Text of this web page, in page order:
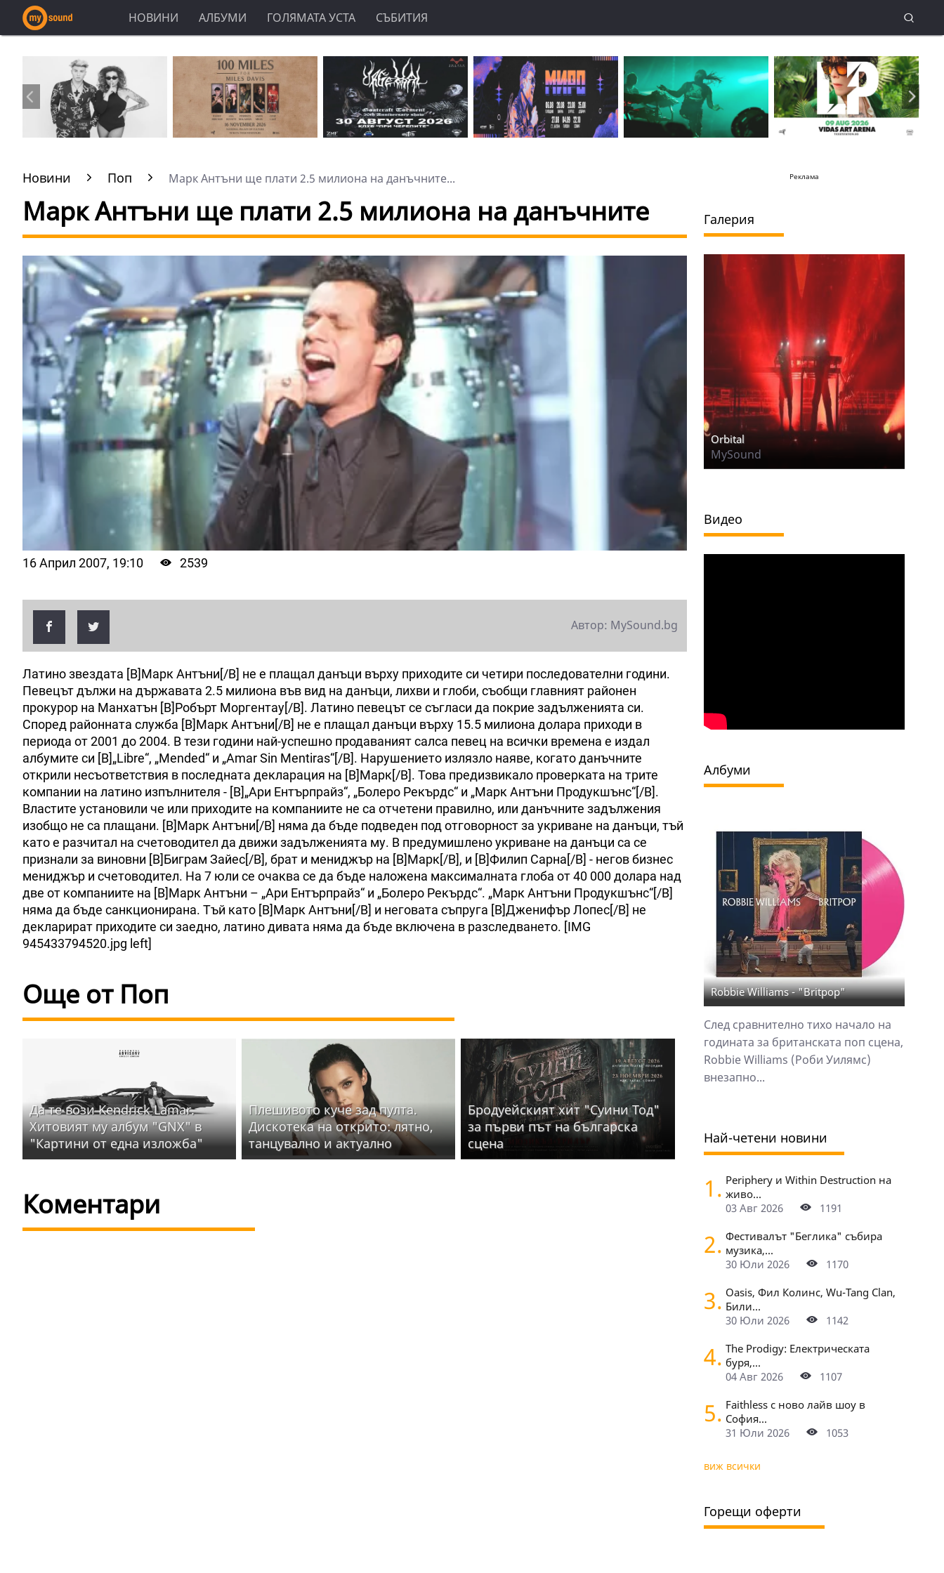
НОВИНИ АЛБУМИ ГОЛЯМАТА УСТА СЪБИТИЯ
Новини Поп Марк Антъни ще плати 2.5 милиона на данъчните...
Марк Антъни ще плати 2.5 милиона на данъчните
16 Април 2007, 19:10 2539
Автор: MySound.bg
Латино звездата [B]Марк Антъни[/B] не е плащал данъци върху приходите си четири последователни години.
Певецът дължи на държавата 2.5 милиона във вид на данъци, лихви и глоби, съобщи главният районен
прокурор на Манхатън [B]Робърт Моргентау[/B]. Латино певецът се съгласи да покрие задълженията си.
Според районната служба [B]Марк Антъни[/B] не е плащал данъци върху 15.5 милиона долара приходи в
периода от 2001 до 2004. В тези години най-успешно продаваният салса певец на всички времена е издал
албумите си [B]„Libre“, „Mended“ и „Amar Sin Mentiras“[/B]. Нарушението излязло наяве, когато данъчните
открили несъответствия в последната декларация на [B]Марк[/B]. Това предизвикало проверката на трите
компании на латино изпълнителя - [B]„Ари Ентърпрайз“, „Болеро Рекърдс“ и „Марк Антъни Продукшънс“[/B].
Властите установили че или приходите на компаниите не са отчетени правилно, или данъчните задължения
изобщо не са плащани. [B]Марк Антъни[/B] няма да бъде подведен под отговорност за укриване на данъци, тъй
като е разчитал на счетоводител да движи задълженията му. В предумишлено укриване на данъци са се
признали за виновни [B]Биграм Зайес[/B], брат и мениджър на [B]Марк[/B], и [B]Филип Сарна[/B] - негов бизнес
мениджър и счетоводител. На 7 юли се очаква се да бъде наложена максималната глоба от 40 000 долара над
две от компаниите на [B]Марк Антъни – „Ари Ентърпрайз“ и „Болеро Рекърдс“. „Марк Антъни Продукшънс“[/B]
няма да бъде санкционирана. Тъй като [B]Марк Антъни[/B] и неговата съпруга [B]Дженифър Лопес[/B] не
декларират приходите си заедно, латино дивата няма да бъде включена в разследването. [IMG
945433794520.jpg left]
Още от Поп
Да те вози Kendrick Lamar.
Хитовият му албум "GNX" в
"Картини от една изложба"
Плешивото куче зад пулта.
Дискотека на открито: лятно,
танцувално и актуално
Бродуейският хит "Суини Тод"
за първи път на българска
сцена
Коментари
Реклама
Галерия
Orbital
MySound
Видео
Албуми
Robbie Williams - "Britpop"
След сравнително тихо начало на
годината за британската поп сцена,
Robbie Williams (Роби Уилямс)
внезапно...
Най-четени новини
1. Periphery и Within Destruction на
живо...
03 Авг 2026
1191
2. Фестивалът "Беглика" събира
музика,...
30 Юли 2026
1170
3. Oasis, Фил Колинс, Wu-Tang Clan,
Били...
30 Юли 2026
1142
4. The Prodigy: Електрическата
буря,...
04 Авг 2026
1107
5. Faithless с ново лайв шоу в
София...
31 Юли 2026
1053
виж всички
Горещи оферти